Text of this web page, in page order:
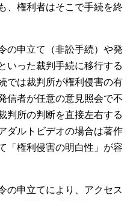
、権利者はそこで手続を終
の申立て（非訟手続）や発
いった裁判手続に移行する
では裁判所が権利侵害の有
信者が任意の意見照会で不
判所の判断を直接左右する
ダルトビデオの場合は著作
「権利侵害の明白性」が容
の申立てにより、アクセス